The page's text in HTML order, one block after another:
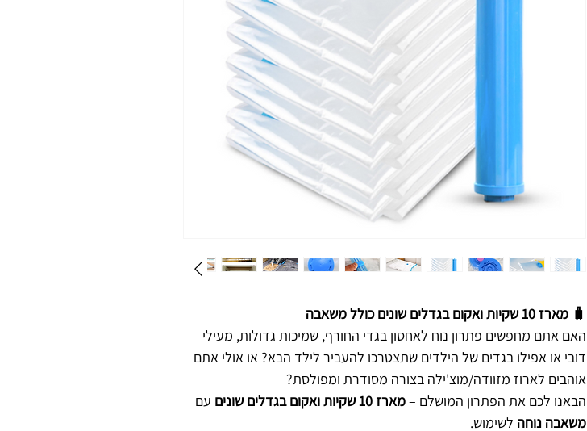
🧳 מארז 10 שקיות ואקום בגדלים שונים כולל משאבה
האם אתם מחפשים פתרון נוח לאחסון בגדי החורף, שמיכות גדולות, מעילי
דובי או אפילו בגדים של הילדים שתצטרכו להעביר לילד הבא? או אולי אתם
אוהבים לארוז מזוודה/מוצ'ילה בצורה מסודרת ומפולסת?
הבאנו לכם את הפתרון המושלם –מארז 10 שקיות ואקום בגדלים שונים
עם
משאבה נוחה לשימוש.